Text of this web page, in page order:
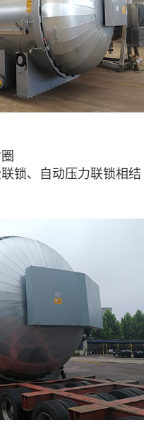
锁、自动压力联锁相结